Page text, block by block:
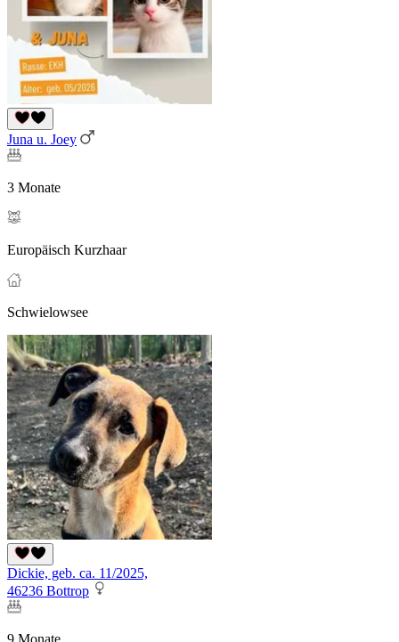
Juna u. Joey
3 Monate
Europäisch Kurzhaar
Schwielowsee
Dickie, geb. ca. 11/2025,
46236 Bottrop